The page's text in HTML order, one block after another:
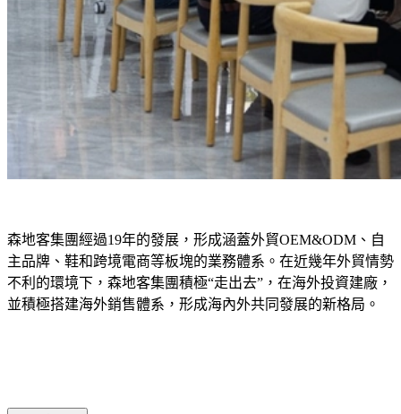
森地客集團經過19年的發展，形成涵蓋外貿OEM&ODM、自
主品牌、鞋和跨境電商等板塊的業務體系。在近幾年外貿情勢
不利的環境下，森地客集團積極“走出去”，在海外投資建廠，
並積極搭建海外銷售體系，形成海內外共同發展的新格局。